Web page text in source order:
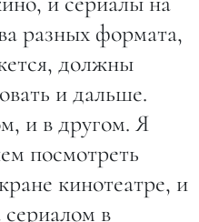
разных формата,
должны
и дальше.
и в другом. Я
посмотреть
кинотеатре, и
сериалом в